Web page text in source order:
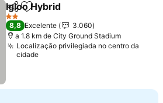
PartilharAdicionar aos favoritos
Igloo Hybrid
2 Estrelas
8,8 Excelente
3.060
a 1.8 km de City Ground Stadium
Localização privilegiada no centro da
cidade